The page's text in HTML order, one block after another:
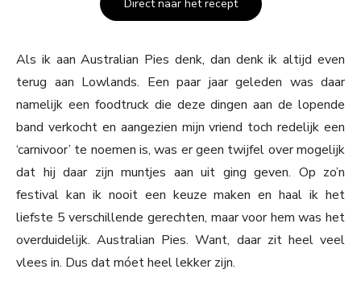
Direct naar het recept
Als ik aan Australian Pies denk, dan denk ik altijd even
terug aan Lowlands. Een paar jaar geleden was daar
namelijk een foodtruck die deze dingen aan de lopende
band verkocht en aangezien mijn vriend toch redelijk een
‘carnivoor’ te noemen is, was er geen twijfel over mogelijk
dat hij daar zijn muntjes aan uit ging geven. Op zo’n
festival kan ik nooit een keuze maken en haal ik het
liefste 5 verschillende gerechten, maar voor hem was het
overduidelijk. Australian Pies. Want, daar zit heel veel
vlees in. Dus dat móet heel lekker zijn.